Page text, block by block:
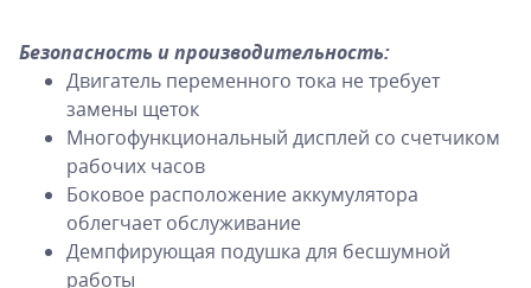
Безопасность и производительность:
Двигатель переменного тока не требует
замены щеток
Многофункциональный дисплей со счетчиком
рабочих часов
Боковое расположение аккумулятора
облегчает обслуживание
Демпфирующая подушка для бесшумной
работы